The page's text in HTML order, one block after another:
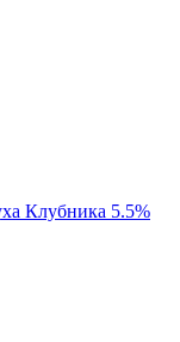
Клубника 5.5%